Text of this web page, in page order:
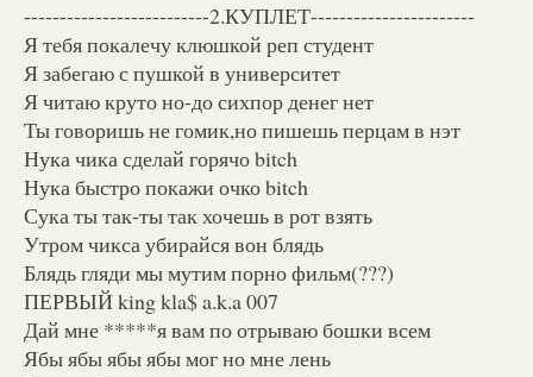
--------------------------2.КУПЛЕТ-----------------------
Я тебя покалечу клюшкой реп студент
Я забегаю с пушкой в университет
Я читаю круто но-до сихпор денег нет
Ты говоришь не гомик,но пишешь перцам в нэт
Нука чика сделай горячо bitch
Нука быстро покажи очко bitch
Сука ты так-ты так хочешь в рот взять
Утром чикса убирайся вон блядь
Блядь гляди мы мутим порно фильм(???)
ПЕРВЫЙ king kla$ a.k.a 007
Дай мне *****я вам по отрываю бошки всем
Ябы ябы ябы ябы мог но мне лень